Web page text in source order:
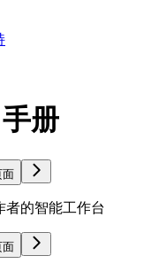
册
面
者的智能工作台
面